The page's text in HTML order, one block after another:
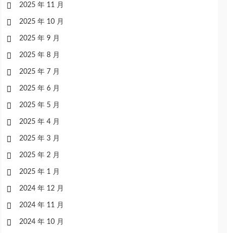
2025 年 11 月
2025 年 10 月
2025 年 9 月
2025 年 8 月
2025 年 7 月
2025 年 6 月
2025 年 5 月
2025 年 4 月
2025 年 3 月
2025 年 2 月
2025 年 1 月
2024 年 12 月
2024 年 11 月
2024 年 10 月